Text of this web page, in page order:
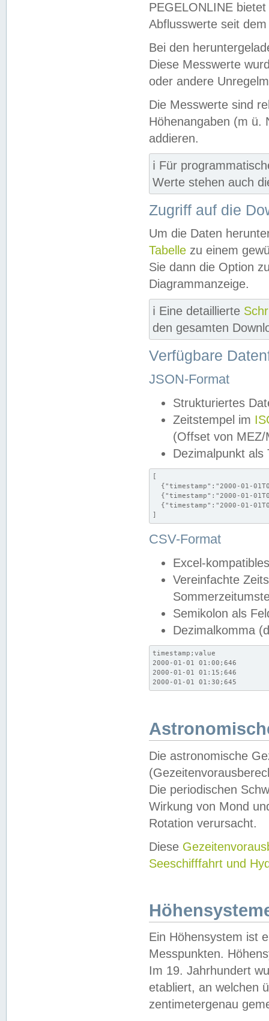
PEGELONLINE
Abflusswerte seit
Bei den
Diese Messwerte
oder andere
Die Messwerte sind
Höhenangaben (m ü.
addieren.
ℹ️ Für
Werte stehen auch
Zugriff auf die
Um die Daten
Tabelle zu einem
Sie dann die Option
Diagrammanzeige.
ℹ️ Eine detaillierte
den gesamten
Verfügbare
JSON-Format
Strukturiertes
Zeitstempel im
(Offset von MEZ/
Dezimalpunkt als
[
{"timestamp":"2000-01-
{"timestamp":"2000-01-
{"timestamp":"2000-01-
]
CSV-Format
Excel-
Vereinfachte
Semikolon als
Dezimalkomma
timestamp;value
2000-01-01 01:00;646
2000-01-01 01:15;646
2000-01-01 01:30;645
Die astronomische
Die periodischen
Wirkung von Mond
Rotation verursacht.
Diese
Seeschifffahrt und
Ein Höhensystem ist
Messpunkten.
Im 19. Jahrhundert
etabliert, an welchen
zentimetergenau